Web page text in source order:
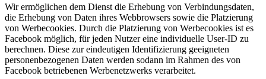
Wir ermöglichen dem Dienst die Erhebung von Verbindungsdaten,
die Erhebung von Daten ihres Webbrowsers sowie die Platzierung
von Werbecookies. Durch die Platzierung von Werbecookies ist es
Facebook möglich, für jeden Nutzer eine individuelle User-ID zu
berechnen. Diese zur eindeutigen Identifizierung geeigneten
personenbezogenen Daten werden sodann im Rahmen des von
Facebook betriebenen Werbenetzwerks verarbeitet.